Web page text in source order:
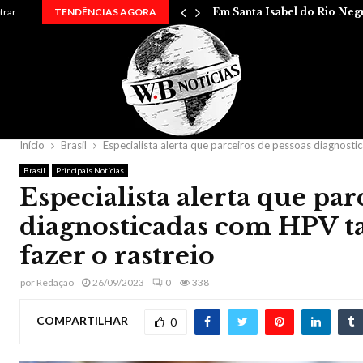
TENDÊNCIAS AGORA Em Santa Isabel do Rio
Início Brasil Especialista alerta que parceiros de pessoas
Brasil Principais Notícias
Especialista alerta que
diagnosticadas com HPV
fazer o rastreio
por Redação 26/09/2023 0 338
COMPARTILHAR 0